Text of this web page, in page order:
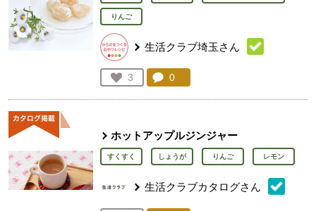
りんご
生活クラブ埼玉さん
お気に入り登録：
3
人が登録
コメント：
0
ホットアップルジンジャー
すくすく しょうが りんご レモン
生活クラブカタログさん